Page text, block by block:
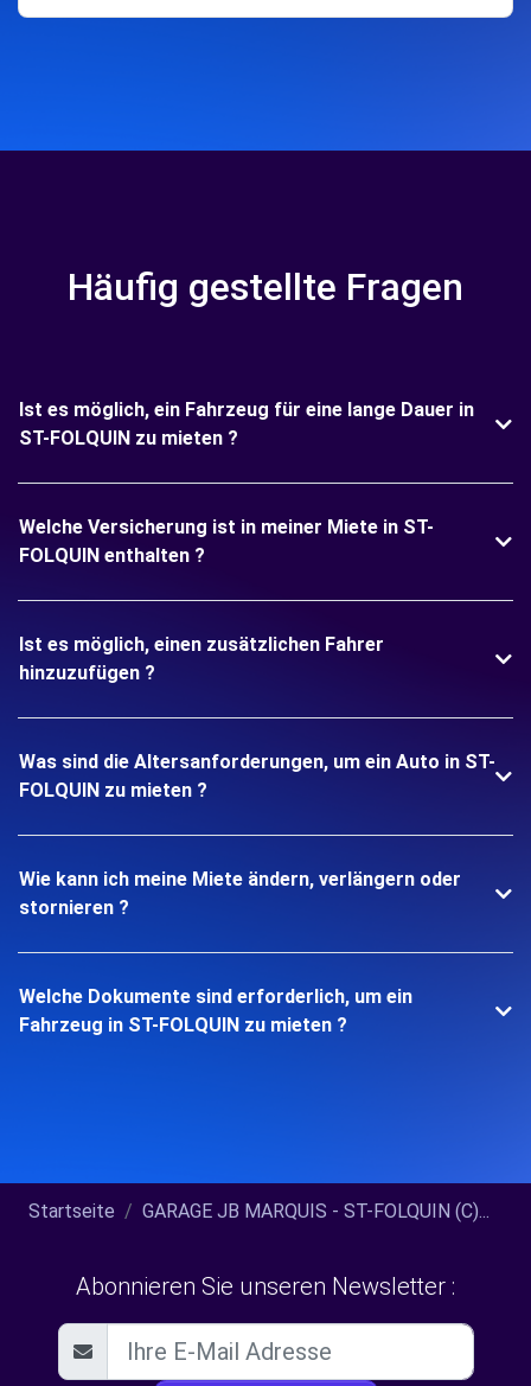
Häufig gestellte Fragen
Ist es möglich, ein Fahrzeug für eine lange Dauer in
ST-FOLQUIN zu mieten ?
Welche Versicherung ist in meiner Miete in ST-
FOLQUIN enthalten ?
Ist es möglich, einen zusätzlichen Fahrer
hinzuzufügen ?
Was sind die Altersanforderungen, um ein Auto in ST-
FOLQUIN zu mieten ?
Wie kann ich meine Miete ändern, verlängern oder
stornieren ?
Welche Dokumente sind erforderlich, um ein
Fahrzeug in ST-FOLQUIN zu mieten ?
Startseite GARAGE JB MARQUIS - ST-FOLQUIN (C)...
Abonnieren Sie unseren Newsletter :